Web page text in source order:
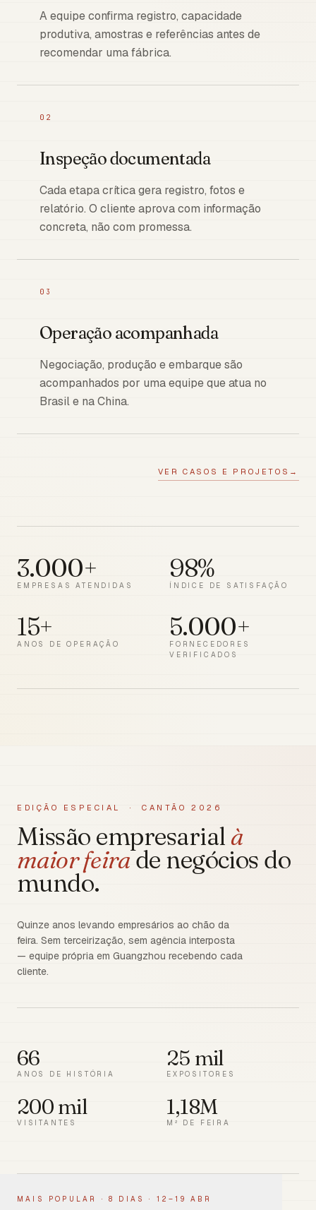
A equipe confirma registro, capacidade
produtiva, amostras e referências antes de
recomendar uma fábrica.
02
Inspeção documentada
Cada etapa crítica gera registro, fotos e
relatório. O cliente aprova com informação
concreta, não com promessa.
03
Operação acompanhada
Negociação, produção e embarque são
acompanhados por uma equipe que atua no
Brasil e na China.
VER CASOS E PROJETOS →
3.000+
EMPRESAS ATENDIDAS
98%
ÍNDICE DE SATISFAÇÃO
15+
ANOS DE OPERAÇÃO
5.000+
FORNECEDORES
VERIFICADOS
EDIÇÃO ESPECIAL · CANTÃO 2026
Missão empresarial à
maior feirade negócios do
mundo.
Quinze anos levando empresários ao chão da
feira. Sem terceirização, sem agência interposta
— equipe própria em Guangzhou recebendo cada
cliente.
66
ANOS DE HISTÓRIA
25 mil
EXPOSITORES
200 mil
VISITANTES
1,18M
M² DE FEIRA
MAIS POPULAR · 8 DIAS · 12–19 ABR